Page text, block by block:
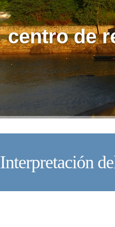
centro de
Interpretación